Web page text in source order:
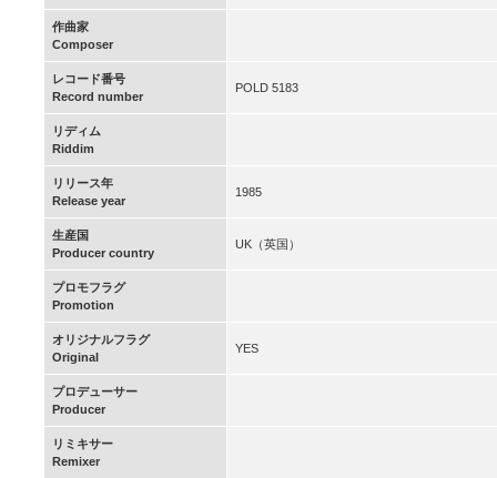
作曲家
Composer
レコード番号
Record number
POLD 5183
リディム
Riddim
リリース年
Release year
1985
生産国
Producer country
UK（英国）
プロモフラグ
Promotion
オリジナルフラグ
Original
YES
プロデューサー
Producer
リミキサー
Remixer